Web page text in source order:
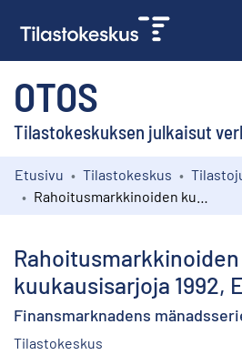
OTOS
Tilastokeskuksen julkaisut
Kokoelmat
Etusivu Tilastokeskus
Rahoitusmarkkinoiden
kuukausisarjoja 1992,
Finansmarknadens
Tilastokeskus